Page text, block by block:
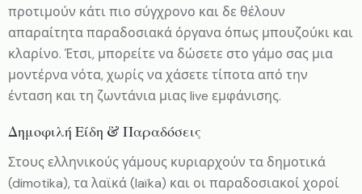
προτιμούν κάτι πιο σύγχρονο και δε θέλουν
απαραίτητα παραδοσιακά όργανα όπως μπουζούκι και
κλαρίνο. Έτσι, μπορείτε να δώσετε στο γάμο σας μια
μοντέρνα νότα, χωρίς να χάσετε τίποτα από την
ένταση και τη ζωντάνια μιας live εμφάνισης.
Δημοφιλή Είδη & Παραδόσεις
Στους ελληνικούς γάμους κυριαρχούν τα δημοτικά
(dimotika), τα λαϊκά (laïka) και οι παραδοσιακοί χοροί